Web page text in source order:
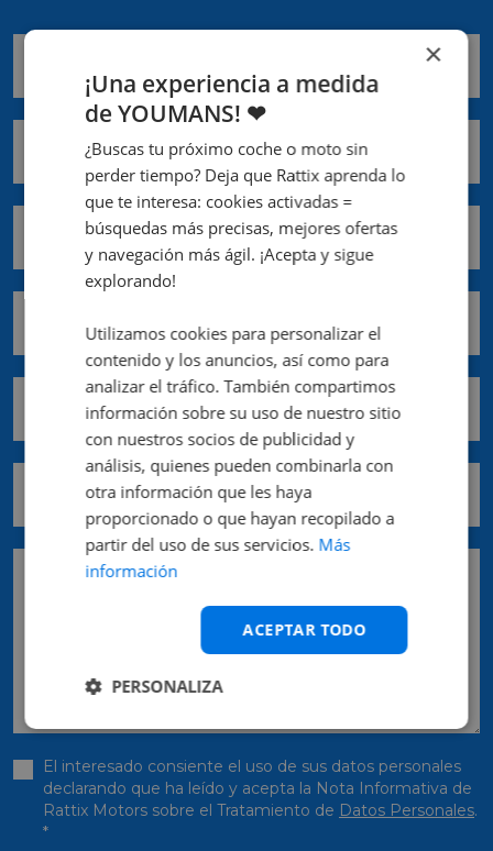
Apellidos *
Email *
Teléfono móvil *
Comunidad *
El interesado consiente el uso de sus datos personales
declarando que ha leído y acepta la Nota Informativa de
Rattix Motors sobre el Tratamiento de Datos Personales.
*
×
¡Una experiencia a medida
de YOUMANS! ❤
¿Buscas tu próximo coche o moto sin
perder tiempo? Deja que Rattix aprenda lo
que te interesa: cookies activadas =
búsquedas más precisas, mejores ofertas
y navegación más ágil. ¡Acepta y sigue
explorando!
Utilizamos cookies para personalizar el
contenido y los anuncios, así como para
analizar el tráfico. También compartimos
información sobre su uso de nuestro sitio
con nuestros socios de publicidad y
análisis, quienes pueden combinarla con
otra información que les haya
proporcionado o que hayan recopilado a
partir del uso de sus servicios. Más
información
ACEPTAR TODO
PERSONALIZA